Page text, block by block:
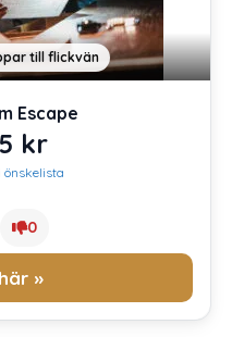
till flickvän
Escape
kr
önskelista
0
»